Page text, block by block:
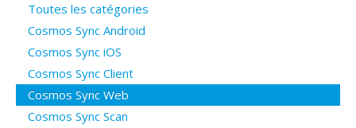
Poser une question
Questions ouvertes
Connexion
Toutes les catégories
Cosmos Sync Android
Cosmos Sync iOS
Cosmos Sync Client
Cosmos Sync Web
Cosmos Sync Scan